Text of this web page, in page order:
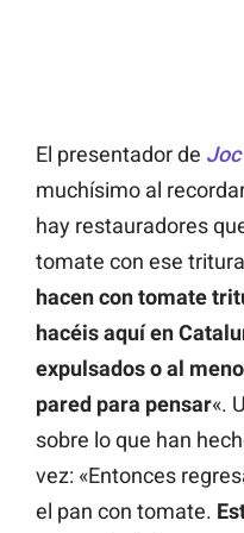
El presentador de
muchísimo al
hay restauradores
tomate con ese
hacen con tomate
hacéis aquí en
expulsados o al
pared para pensar«.
sobre lo que han
vez: «Entonces
el pan con tomate.